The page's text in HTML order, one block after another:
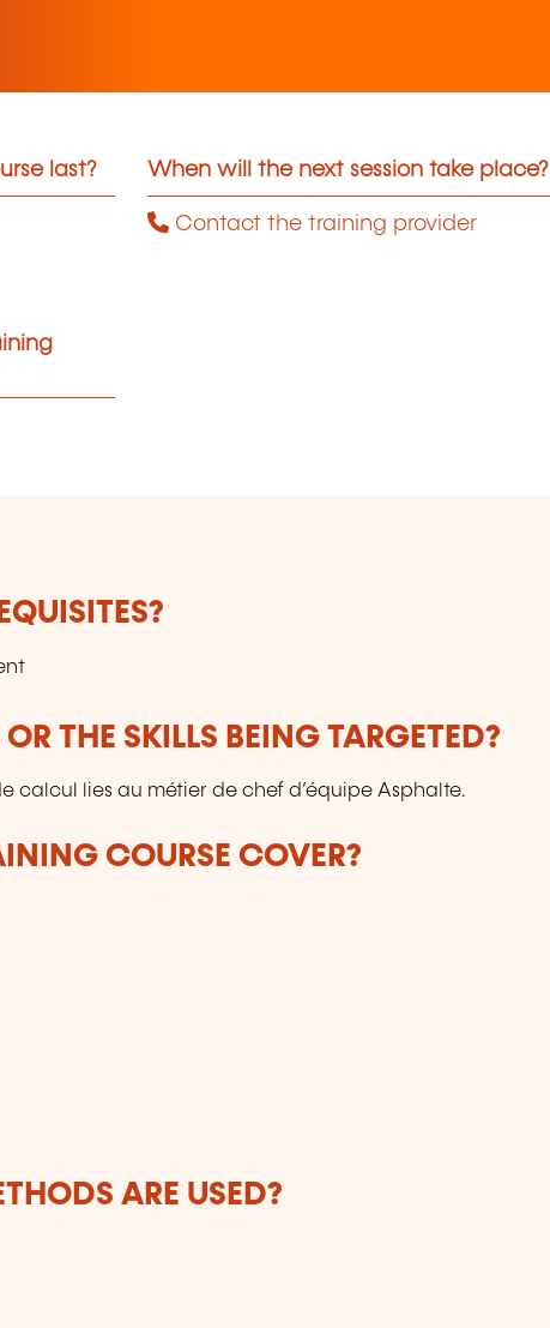
last? When will the next session take place?
Contact the training provider
THE SKILLS BEING TARGETED?
calcul lies au métier de chef d’équipe Asphalte.
COURSE COVER?
ARE USED?